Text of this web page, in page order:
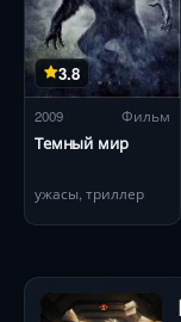
3.8
2009 Фильм
Темный мир
ужасы, триллер